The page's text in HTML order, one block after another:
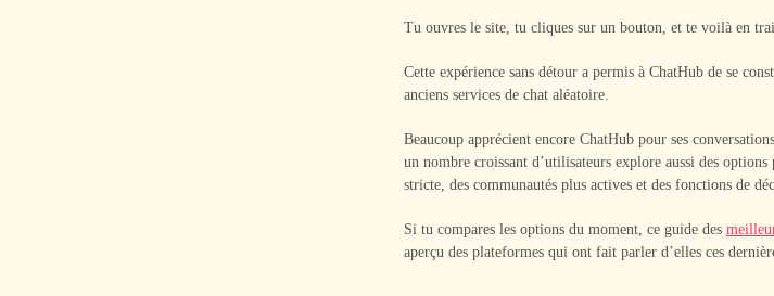
Tu ouvres le site, tu cliques sur un bouton, et te voilà en
Cette expérience sans détour a permis à ChatHub de se
anciens services de chat aléatoire.
Beaucoup apprécient encore ChatHub pour ses
un nombre croissant d’utilisateurs explore aussi des
stricte, des communautés plus actives et des fonctions de
Si tu compares les options du moment, ce guide des
aperçu des plateformes qui ont fait parler d’elles ces